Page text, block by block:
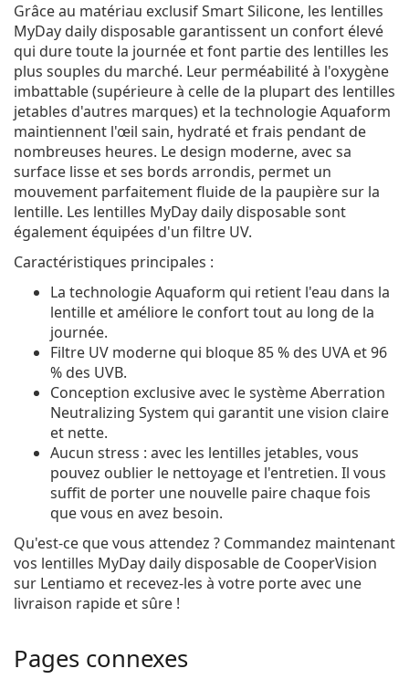
Grâce au matériau exclusif Smart Silicone, les lentilles
MyDay daily disposable garantissent un confort élevé
qui dure toute la journée et font partie des lentilles les
plus souples du marché. Leur perméabilité à l'oxygène
imbattable (supérieure à celle de la plupart des lentilles
jetables d'autres marques) et la technologie Aquaform
maintiennent l'œil sain, hydraté et frais pendant de
nombreuses heures. Le design moderne, avec sa
surface lisse et ses bords arrondis, permet un
mouvement parfaitement fluide de la paupière sur la
lentille. Les lentilles MyDay daily disposable sont
également équipées d'un filtre UV.
Caractéristiques principales :
La technologie Aquaform qui retient l'eau dans la
lentille et améliore le confort tout au long de la
journée.
Filtre UV moderne qui bloque 85 % des UVA et 96
% des UVB.
Conception exclusive avec le système Aberration
Neutralizing System qui garantit une vision claire
et nette.
Aucun stress : avec les lentilles jetables, vous
pouvez oublier le nettoyage et l'entretien. Il vous
suffit de porter une nouvelle paire chaque fois
que vous en avez besoin.
Qu'est-ce que vous attendez ? Commandez maintenant
vos lentilles MyDay daily disposable de CooperVision
sur Lentiamo et recevez-les à votre porte avec une
livraison rapide et sûre !
Pages connexes